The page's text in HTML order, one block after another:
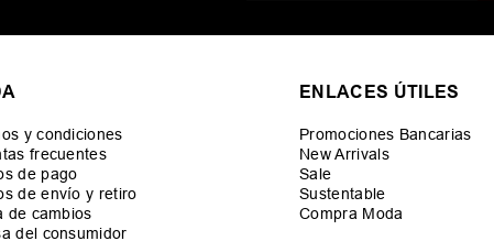
y condiciones
frecuentes
de pago
de envío y retiro
de cambios
del consumidor
ENLACES ÚTILES
Promociones Bancarias
New Arrivals
Sale
Sustentable
Compra Moda